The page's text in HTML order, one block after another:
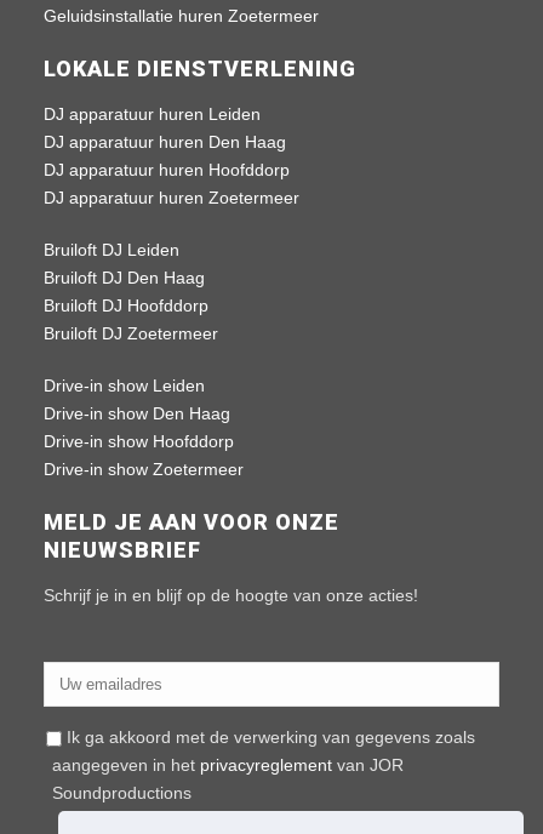
Geluidsinstallatie huren Zoetermeer
LOKALE DIENSTVERLENING
DJ apparatuur huren Leiden
DJ apparatuur huren Den Haag
DJ apparatuur huren Hoofddorp
DJ apparatuur huren Zoetermeer
Bruiloft DJ Leiden
Bruiloft DJ Den Haag
Bruiloft DJ Hoofddorp
Bruiloft DJ Zoetermeer
Drive-in show Leiden
Drive-in show Den Haag
Drive-in show Hoofddorp
Drive-in show Zoetermeer
MELD JE AAN VOOR ONZE
NIEUWSBRIEF
Schrijf je in en blijf op de hoogte van onze acties!
Ik ga akkoord met de verwerking van gegevens zoals
aangegeven in het privacyreglement van JOR
Soundproductions